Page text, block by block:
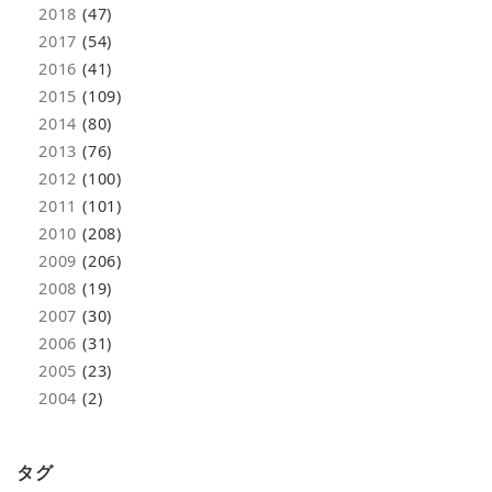
2018 (47)
2017 (54)
2016 (41)
2015 (109)
2014 (80)
2013 (76)
2012 (100)
2011 (101)
2010 (208)
2009 (206)
2008 (19)
2007 (30)
2006 (31)
2005 (23)
2004 (2)
タグ